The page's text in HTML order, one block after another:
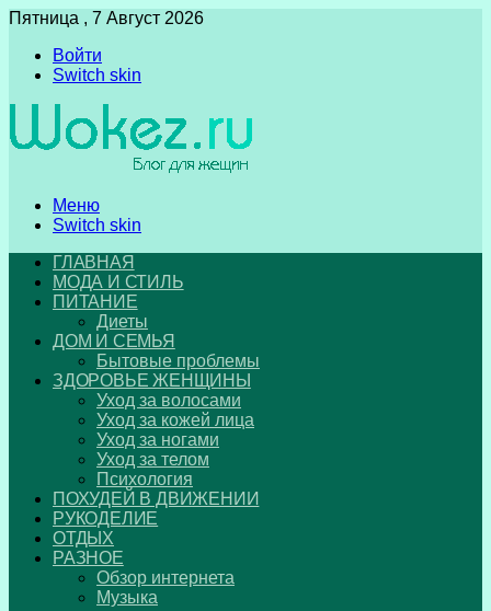
Пятница , 7 Август 2026
Войти
Switch skin
Меню
Switch skin
ГЛАВНАЯ
МОДА И СТИЛЬ
ПИТАНИЕ
Диеты
ДОМ И СЕМЬЯ
Бытовые проблемы
ЗДОРОВЬЕ ЖЕНЩИНЫ
Уход за волосами
Уход за кожей лица
Уход за ногами
Уход за телом
Психология
ПОХУДЕЙ В ДВИЖЕНИИ
РУКОДЕЛИЕ
ОТДЫХ
РАЗНОЕ
Обзор интернета
Музыка